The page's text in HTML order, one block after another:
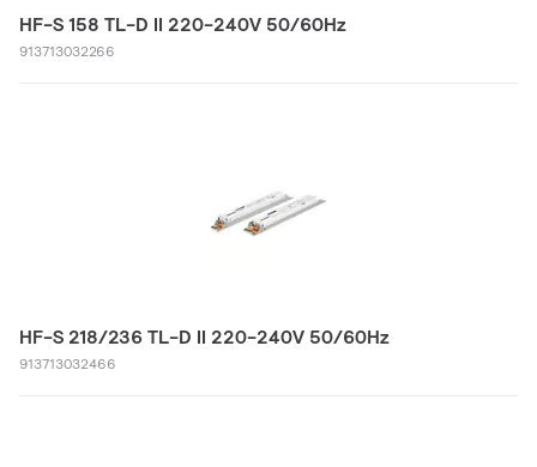
HF-S 158 TL-D II 220-240V 50/60Hz
913713032266
HF-S 218/236 TL-D II 220-240V 50/60Hz
913713032466